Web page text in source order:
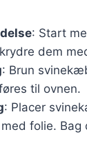
: Start
dem
: Brun
til ovnen.
: Placer
folie. Bag